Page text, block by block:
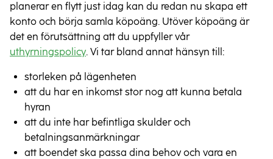
planerar en flytt just idag kan du redan nu skapa ett
konto och börja samla köpoäng. Utöver köpoäng är
det en förutsättning att du uppfyller vår
uthyrningspolicy. Vi tar bland annat hänsyn till:
storleken på lägenheten
att du har en inkomst stor nog att kunna betala
hyran
att du inte har befintliga skulder och
betalningsanmärkningar
att boendet ska passa dina behov och vara en